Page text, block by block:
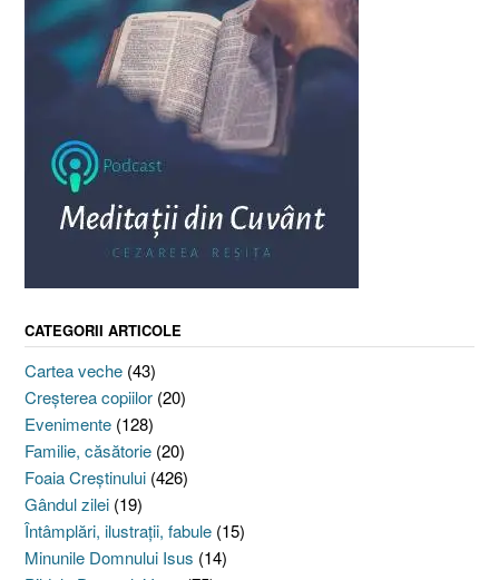
CATEGORII ARTICOLE
Cartea veche (43)
Creşterea copiilor (20)
Evenimente (128)
Familie, căsătorie (20)
Foaia Creştinului (426)
Gândul zilei (19)
Întâmplări, ilustraţii, fabule (15)
Minunile Domnului Isus (14)